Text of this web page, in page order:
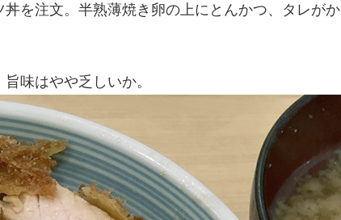
を注文。半熟薄焼き卵の上にとんかつ、タレがか
味はやや乏しいか。